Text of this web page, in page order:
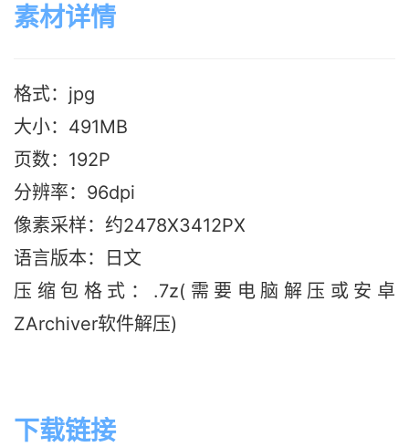
素材详情
格式：jpg
大小：491MB
页数：192P
分辨率：96dpi
像素采样：约2478X3412PX
语言版本：日文
压缩包格式：.7z(需要电脑解压或安卓
ZArchiver软件解压)
下载链接